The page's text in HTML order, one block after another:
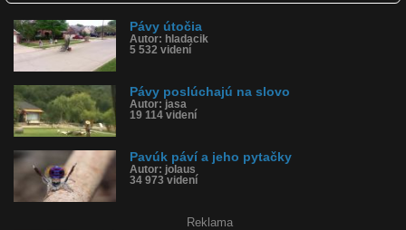
Dľžka: 1:31
Kategória: zvieratká
Tagy: páví pavúk, pavúk, páv, dvorí, predvádza, farebný
História sledovanosti videa:
Pávy útočia
Autor: hladacik
5 532 videní
Pávy poslúchajú na slovo
Autor: jasa
19 114 videní
Pavúk páví a jeho pytačky
Autor: jolaus
34 973 videní
Reklama